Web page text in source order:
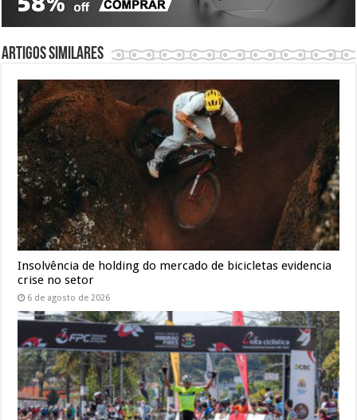
Artigos similares
Insolvência de holding do mercado de bicicletas evidencia
crise no setor
6 de agosto de 2026